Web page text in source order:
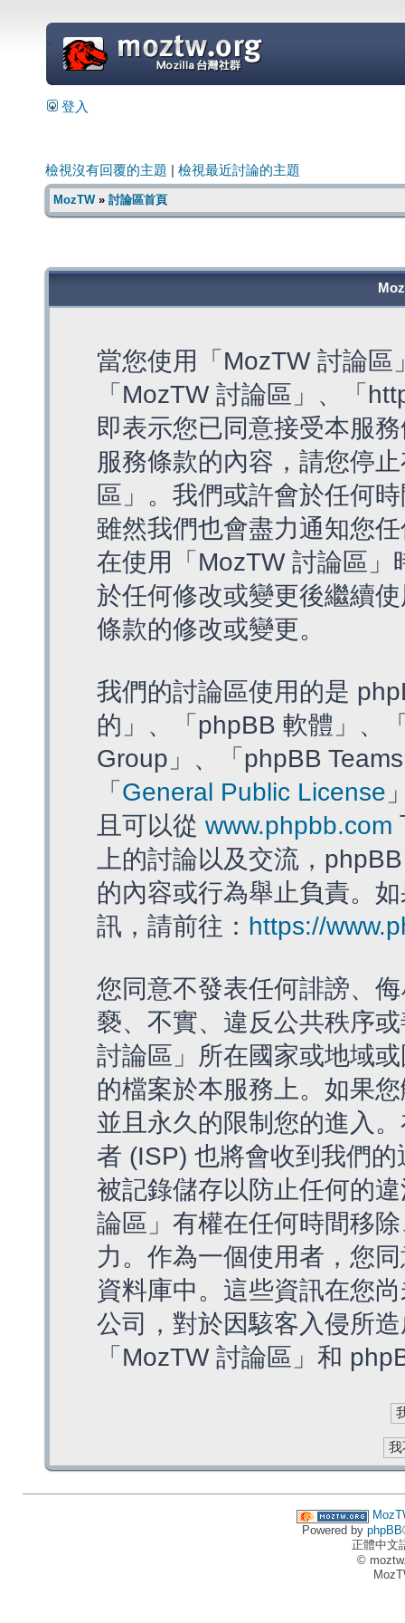
=
登入
檢視沒有回覆的主題 檢視最近討論的主題
MozTW» 討論區首頁
當您使用「MozTW 討論
「MozTW 討論區」、「
即表示您已同意接受本服
服務條款的內容，請您停
區」。我們或許會於任何
雖然我們也會盡力通知您
在使用「MozTW 討論區
於任何修改或變更後繼續
條款的修改或變更。
我們的討論區使用的是
的」、「phpBB 軟體」、
Group」、「phpBB
「 General Public License
且可以從 www.phpbb.com
上的討論以及交流，
的內容或行為舉止負責。
訊，請前往： https://
您同意不發表任何誹謗、
褻、不實、違反公共秩序
討論區」所在國家或地域
的檔案於本服務上。如果
並且永久的限制您的進入
者 (ISP) 也將會收到我們
被記錄儲存以防止任何的
論區」有權在任何時間移
力。作為一個使用者，您
資料庫中。這些資訊在您
公司，對於因駭客入侵所
「MozTW 討論區」和
Powered by phpBB
正體中文
©